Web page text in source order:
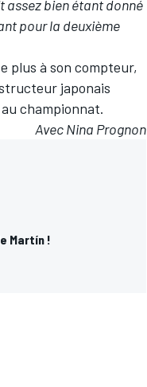
assez bien étant donné
pour la deuxième
plus à son compteur,
japonais
championnat.
Avec Nina Prognon
Martín !